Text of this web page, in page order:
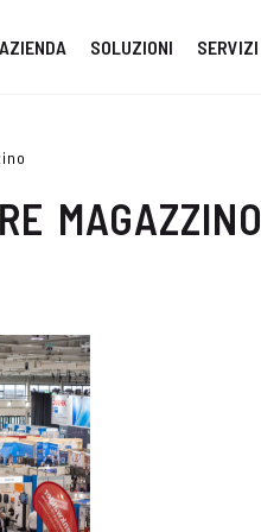
AZIENDA SOLUZIONI SERVIZI
MAGAZZINO